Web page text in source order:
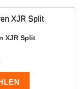
XJR Split